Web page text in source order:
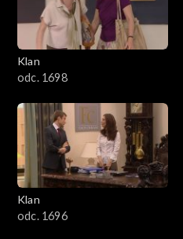
4201–4300
4101–4200
3901–4000
3801–3900
3701–3800
Klan
odc. 1698
Klan
odc. 1696